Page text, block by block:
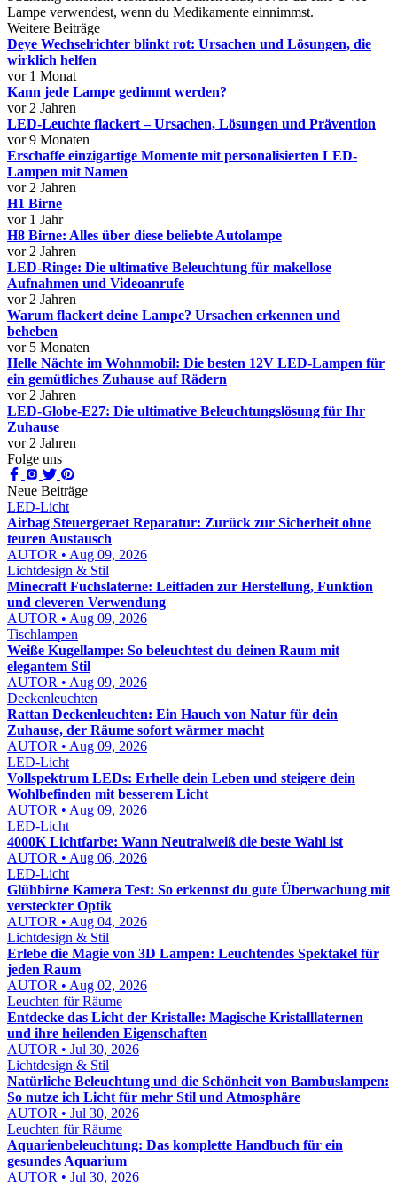
Lampe verwendest, wenn du Medikamente einnimmst.
Weitere Beiträge
Deye Wechselrichter blinkt rot: Ursachen und Lösungen, die
wirklich helfen
vor 1 Monat
Kann jede Lampe gedimmt werden?
vor 2 Jahren
LED-Leuchte flackert – Ursachen, Lösungen und Prävention
vor 9 Monaten
Erschaffe einzigartige Momente mit personalisierten LED-
Lampen mit Namen
vor 2 Jahren
H1 Birne
vor 1 Jahr
H8 Birne: Alles über diese beliebte Autolampe
vor 2 Jahren
LED-Ringe: Die ultimative Beleuchtung für makellose
Aufnahmen und Videoanrufe
vor 2 Jahren
Warum flackert deine Lampe? Ursachen erkennen und
beheben
vor 5 Monaten
Helle Nächte im Wohnmobil: Die besten 12V LED-Lampen für
ein gemütliches Zuhause auf Rädern
vor 2 Jahren
LED-Globe-E27: Die ultimative Beleuchtungslösung für Ihr
Zuhause
vor 2 Jahren
Folge uns
Neue Beiträge
LED-Licht
Airbag Steuergeraet Reparatur: Zurück zur Sicherheit ohne
teuren Austausch
AUTOR • Aug 09, 2026
Lichtdesign & Stil
Minecraft Fuchslaterne: Leitfaden zur Herstellung, Funktion
und cleveren Verwendung
AUTOR • Aug 09, 2026
Tischlampen
Weiße Kugellampe: So beleuchtest du deinen Raum mit
elegantem Stil
AUTOR • Aug 09, 2026
Deckenleuchten
Rattan Deckenleuchten: Ein Hauch von Natur für dein
Zuhause, der Räume sofort wärmer macht
AUTOR • Aug 09, 2026
LED-Licht
Vollspektrum LEDs: Erhelle dein Leben und steigere dein
Wohlbefinden mit besserem Licht
AUTOR • Aug 09, 2026
LED-Licht
4000K Lichtfarbe: Wann Neutralweiß die beste Wahl ist
AUTOR • Aug 06, 2026
LED-Licht
Glühbirne Kamera Test: So erkennst du gute Überwachung mit
versteckter Optik
AUTOR • Aug 04, 2026
Lichtdesign & Stil
Erlebe die Magie von 3D Lampen: Leuchtendes Spektakel für
jeden Raum
AUTOR • Aug 02, 2026
Leuchten für Räume
Entdecke das Licht der Kristalle: Magische Kristalllaternen
und ihre heilenden Eigenschaften
AUTOR • Jul 30, 2026
Lichtdesign & Stil
Natürliche Beleuchtung und die Schönheit von Bambuslampen:
So nutze ich Licht für mehr Stil und Atmosphäre
AUTOR • Jul 30, 2026
Leuchten für Räume
Aquarienbeleuchtung: Das komplette Handbuch für ein
gesundes Aquarium
AUTOR • Jul 30, 2026